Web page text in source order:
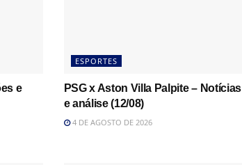
e
ESPORTES
PSG x Aston Villa Palpite – Notícias
e análise (12/08)
4 DE AGOSTO DE 2026